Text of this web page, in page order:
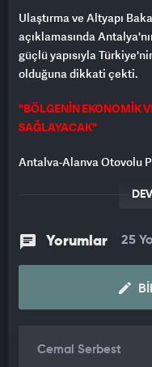
Ulaştırma ve Altyapı
açıklamasında
güçlü yapısıyla
olduğuna dikkati çekti.
"BÖLGENİN EKONOMİK
SAĞLAYACAK"
Antalya-Alanya Otoyolu
Alanya arasında artan
önemli katkı
yabancı turistlerin
TRANSİT GEÇİŞLE
Antalya şehir
Yorumlar 25
Cemal Serbest